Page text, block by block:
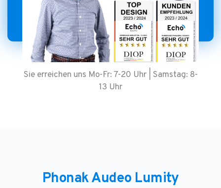
Sie erreichen uns Mo-Fr: 7-20 Uhr | Samstag: 8-
13 Uhr
Phonak Audeo Lumity